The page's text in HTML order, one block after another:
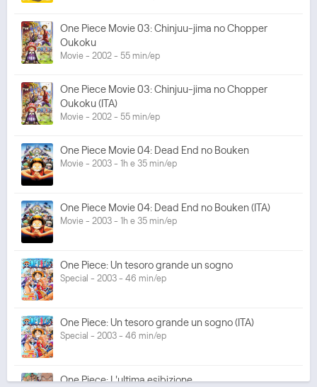
One Piece Movie 03: Chinjuu-jima no Chopper
Oukoku
Movie - 2002 - 55 min/ep
One Piece Movie 03: Chinjuu-jima no Chopper
Oukoku (ITA)
Movie - 2002 - 55 min/ep
One Piece Movie 04: Dead End no Bouken
Movie - 2003 - 1h e 35 min/ep
One Piece Movie 04: Dead End no Bouken (ITA)
Movie - 2003 - 1h e 35 min/ep
One Piece: Un tesoro grande un sogno
Special - 2003 - 46 min/ep
One Piece: Un tesoro grande un sogno (ITA)
Special - 2003 - 46 min/ep
One Piece: L'ultima esibizione